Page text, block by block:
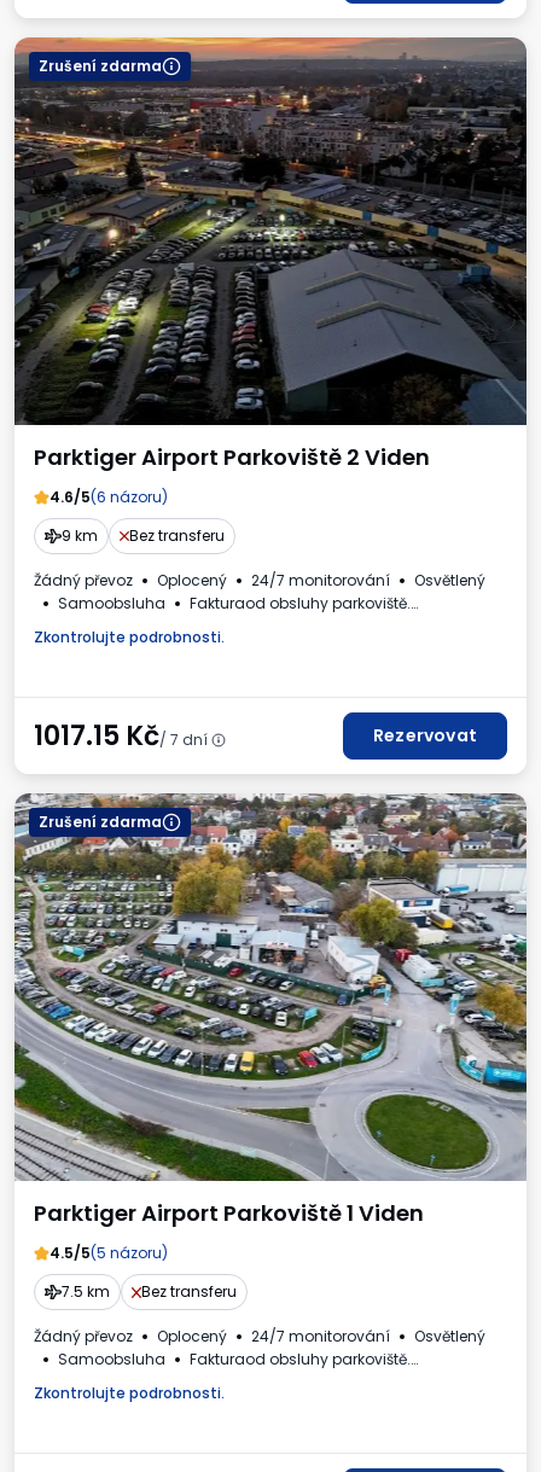
Zrušení zdarma
Parktiger Airport Parkoviště 2 Viden
4.6/5(6 názoru)
9 km
Bez transferu
Žádný převoz Oplocený 24/7 monitorování
Osvětlený
Samoobsluha
Fakturaod obsluhy parkoviště.
Zkontrolujte podrobnosti.
1017.15 Kč/ 7 dní Rezervovat
Zrušení zdarma
Parktiger Airport Parkoviště 1 Viden
4.5/5(5 názoru)
7.5 km
Bez transferu
Žádný převoz Oplocený 24/7 monitorování
Osvětlený
Samoobsluha
Fakturaod obsluhy parkoviště.
Zkontrolujte podrobnosti.